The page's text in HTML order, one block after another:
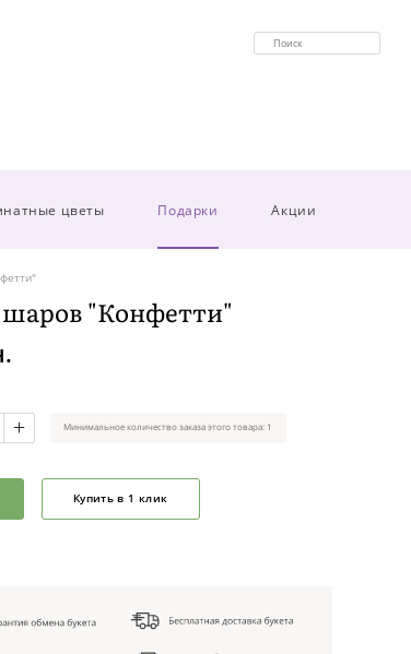
цветы Подарки Акции
"Конфетти"
Минимальное количество заказа этого товара: 1
Купить в 1 клик